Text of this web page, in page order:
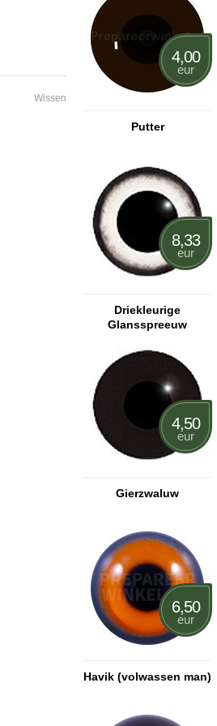
4,00
eur
Putter
8,33
eur
Driekleurige
Glansspreeuw
4,50
eur
Gierzwaluw
6,50
eur
Havik (volwassen man)
Wissen